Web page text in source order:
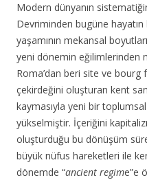
Modern dünyanın
Devriminden bugüne
yaşamının mekansal
yeni dönemin eğilimlerinden
Roma’dan beri site ve bourg
çekirdeğini oluşturan kent
kaymasıyla yeni bir
yükselmiştir. İçeriğini
oluşturduğu bu dönüşüm
büyük nüfus hareketleri ile
dönemde “ancient regime”e